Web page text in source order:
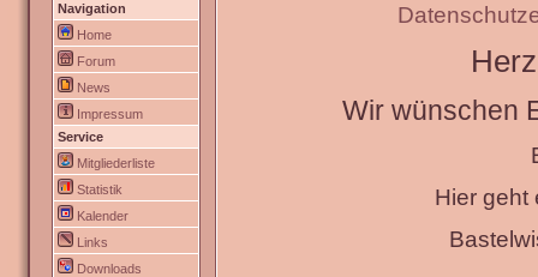
Navigation
Home
Forum
News
Impressum
Service
Mitgliederliste
Statistik
Kalender
Links
Downloads
Wir wünschen
Hier geht